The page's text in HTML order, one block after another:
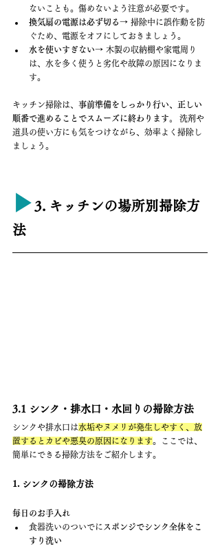
ないことも。傷めないよう注意が必要です。
換気扇の電源は必ず切る→ 掃除中に誤作動を防
ぐため、電源をオフにしておきましょう。
水を使いすぎない→ 木製の収納棚や家電周り
は、水を多く使うと劣化や故障の原因になりま
す。
キッチン掃除は、 事前準備をしっかり行い、正しい
順番で進めることでスムーズに終わります。
洗剤や
道具の使い方にも気をつけながら、効率よく掃除し
ましょう。
▶︎ 3. キッチンの場所別掃除方
法
3.1 シンク・排水口・水回りの掃除方法
シンクや排水口は水垢やヌメリが発生しやすく、放
置するとカビや悪臭の原因になります。ここでは、
簡単にできる掃除方法をご紹介します。
1. シンクの掃除方法
毎日のお手入れ
食器洗いのついでに スポンジでシンク全体をこ
すり洗い